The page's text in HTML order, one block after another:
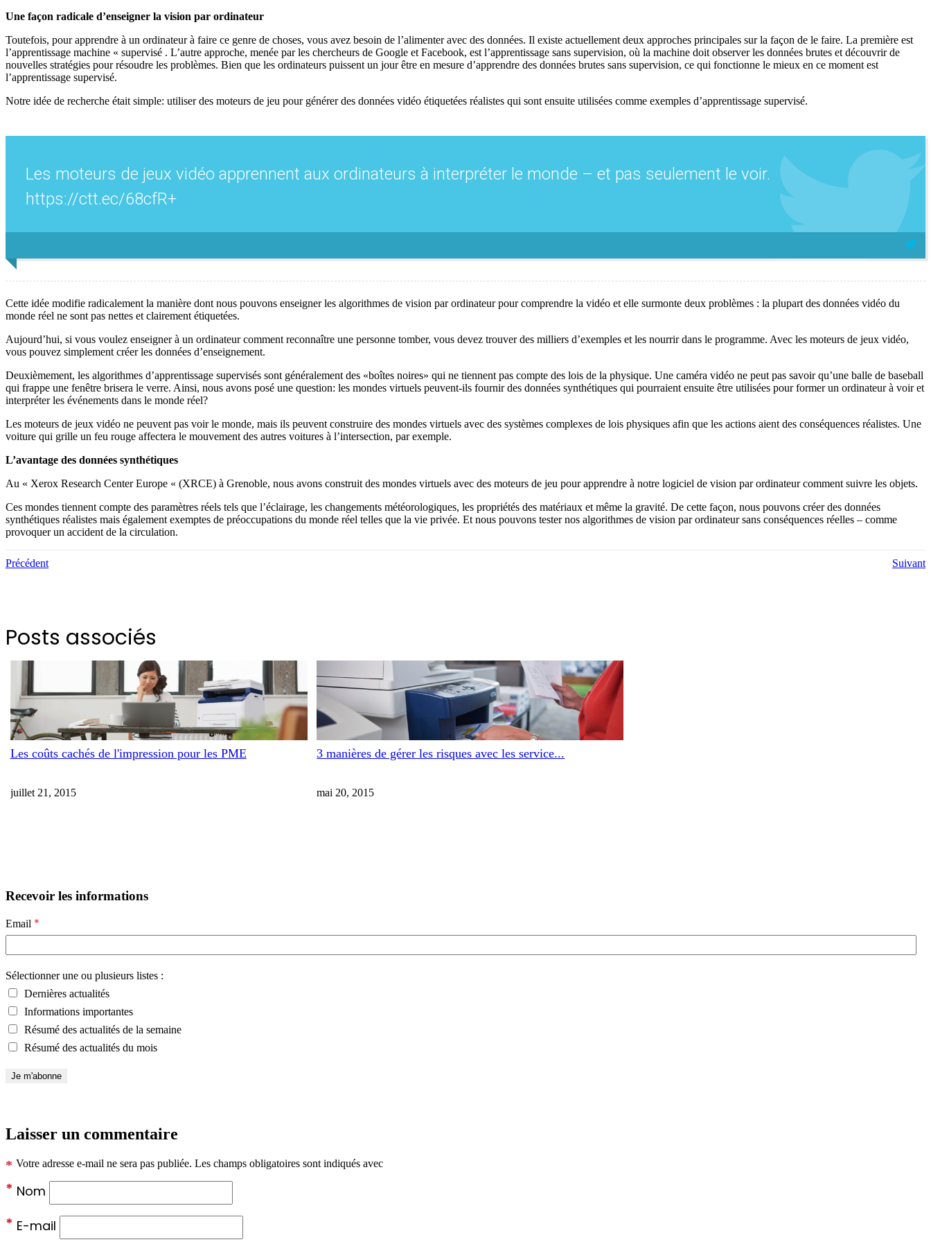
Une façon radicale d’enseigner la vision par ordinateur
Toutefois, pour apprendre à un ordinateur à faire ce genre de choses, vous avez besoin de l’alimenter avec des données. Il existe actuellement deux approches principales sur la façon de le faire. La première est
l’apprentissage machine « supervisé . L’autre approche, menée par les chercheurs de Google et Facebook, est l’apprentissage sans supervision, où la machine doit observer les données brutes et découvrir de
nouvelles stratégies pour résoudre les problèmes. Bien que les ordinateurs puissent un jour être en mesure d’apprendre des données brutes sans supervision, ce qui fonctionne le mieux en ce moment est
l’apprentissage supervisé.
Notre idée de recherche était simple: utiliser des moteurs de jeu pour générer des données vidéo étiquetées réalistes qui sont ensuite utilisées comme exemples d’apprentissage supervisé.
Les moteurs de jeux vidéo apprennent aux ordinateurs à interpréter le monde – et pas seulement le voir.
https://ctt.ec/68cfR+
Cette idée modifie radicalement la manière dont nous pouvons enseigner les algorithmes de vision par ordinateur pour comprendre la vidéo et elle surmonte deux problèmes : la plupart des données vidéo du
monde réel ne sont pas nettes et clairement étiquetées.
Aujourd’hui, si vous voulez enseigner à un ordinateur comment reconnaître une personne tomber, vous devez trouver des milliers d’exemples et les nourrir dans le programme. Avec les moteurs de jeux vidéo,
vous pouvez simplement créer les données d’enseignement.
Deuxièmement, les algorithmes d’apprentissage supervisés sont généralement des «boîtes noires» qui ne tiennent pas compte des lois de la physique. Une caméra vidéo ne peut pas savoir qu’une balle de baseball
qui frappe une fenêtre brisera le verre. Ainsi, nous avons posé une question: les mondes virtuels peuvent-ils fournir des données synthétiques qui pourraient ensuite être utilisées pour former un ordinateur à voir et
interpréter les événements dans le monde réel?
Les moteurs de jeux vidéo ne peuvent pas voir le monde, mais ils peuvent construire des mondes virtuels avec des systèmes complexes de lois physiques afin que les actions aient des conséquences réalistes. Une
voiture qui grille un feu rouge affectera le mouvement des autres voitures à l’intersection, par exemple.
L’avantage des données synthétiques
Au « Xerox Research Center Europe « (XRCE) à Grenoble, nous avons construit des mondes virtuels avec des moteurs de jeu pour apprendre à notre logiciel de vision par ordinateur comment suivre les objets.
Ces mondes tiennent compte des paramètres réels tels que l’éclairage, les changements météorologiques, les propriétés des matériaux et même la gravité. De cette façon, nous pouvons créer des données
synthétiques réalistes mais également exemptes de préoccupations du monde réel telles que la vie privée. Et nous pouvons tester nos algorithmes de vision par ordinateur sans conséquences réelles – comme
provoquer un accident de la circulation.
Précédent Suivant
Posts associés
Les coûts cachés de l'impression pour les PME
juillet 21, 2015
3 manières de gérer les risques avec les service...
mai 20, 2015
Recevoir les informations
Email *
Sélectionner une ou plusieurs listes :
Dernières actualités
Informations importantes
Résumé des actualités de la semaine
Résumé des actualités du mois
Laisser un commentaire
Votre adresse e-mail ne sera pas publiée. Les champs obligatoires sont indiqués avec
*
Nom
*
E-mail
*